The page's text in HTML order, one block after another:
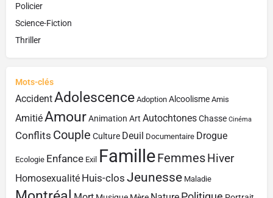
Policier
Science-Fiction
Thriller
Mots-clés
AccidentAdolescence Adoption Alcoolisme Amis
AmitiéAmourAnimation Art AutochtonesChasse Cinéma
Conflits Couple Culture Deuil Documentaire Drogue
Ecologie Enfance Exil FamilleFemmesHiver
Homosexualité Huis-clos Jeunesse Maladie